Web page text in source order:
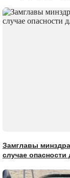
Замглавы
случае